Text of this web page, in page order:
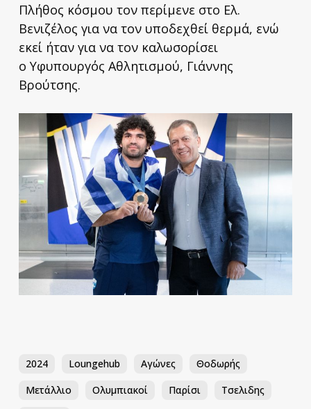
Πλήθος κόσμου τον περίμενε στο Ελ.
Βενιζέλος για να τον υποδεχθεί θερμά, ενώ
εκεί ήταν για να τον καλωσορίσει
ο Υφυπουργός Αθλητισμού, Γιάννης
Βρούτσης.
2024 Loungehub Αγώνες
Θοδωρής
Μετάλλιο
Ολυμπιακοί Παρίσι
Τσελιδης